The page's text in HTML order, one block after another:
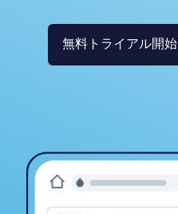
無料トライアル開始